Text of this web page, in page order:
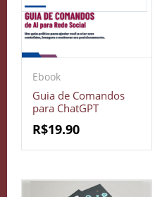
Ebook
Guia de Comandos
para ChatGPT
R$19.90